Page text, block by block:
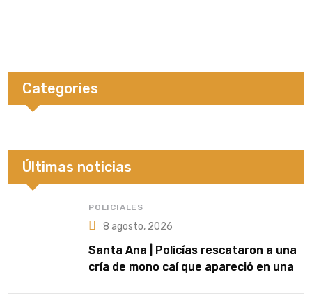
Categories
Últimas noticias
POLICIALES
8 agosto, 2026
Santa Ana | Policías rescataron a una
cría de mono caí que apareció en una